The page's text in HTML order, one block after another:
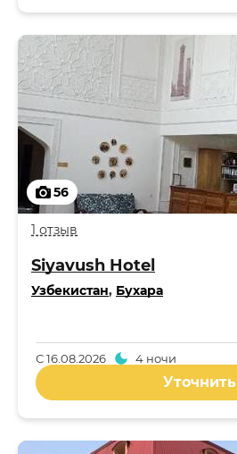
56
1 отзыв
Siyavush Hotel
Узбекистан, Бухара
С16.08.2026 4 ночи
Уточнить